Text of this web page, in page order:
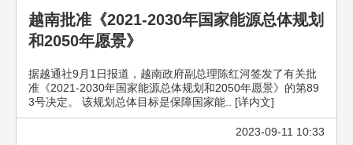
越南批准《2021-2030年国家能源总体规划
和2050年愿景》
据越通社9月1日报道，越南政府副总理陈红河签发了有关批
准《2021-2030年国家能源总体规划和2050年愿景》的第89
3号决定。 该规划总体目标是保障国家能.. [详内文]
2023-09-11 10:33